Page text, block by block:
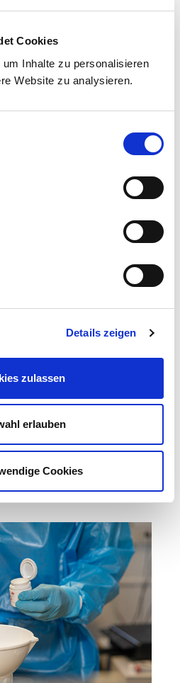
Cookies
Inhalte zu personalisieren
Website zu analysieren.
Details zeigen
zulassen
erlauben
Cookies